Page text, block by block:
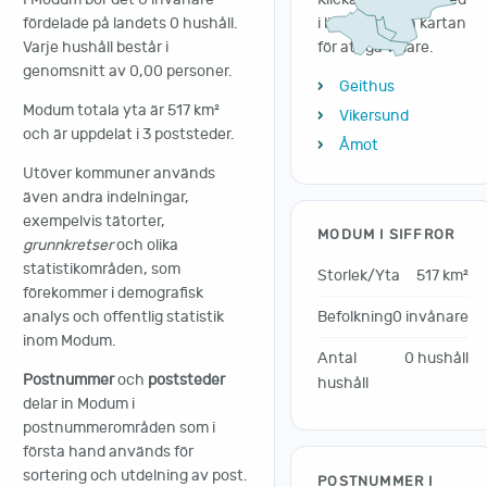
fördelade på landets 0 hushåll.
Varje hushåll består i
genomsnitt av 0,00 personer.
Modum totala yta är 517 km²
och är uppdelat i 3 poststeder.
Utöver kommuner används
även andra indelningar,
exempelvis tätorter,
grunnkretseroch olika
statistikområden, som
förekommer i demografisk
analys och offentlig statistik
inom Modum.
Postnummeroch poststeder
delar in Modum i
postnummerområden som i
första hand används för
sortering och utdelning av post.
i listan eller på kartan
för att gå vidare.
Geithus
Vikersund
Åmot
MODUM I SIFFROR
Storlek/Yta 517 km²
Befolkning0 invånare
Antal
hushåll
0 hushåll
POSTNUMMER I